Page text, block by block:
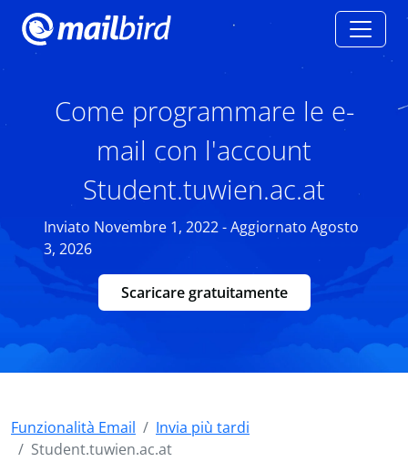
Come programmare le e-
mail con l'account
Student.tuwien.ac.at
Inviato Novembre 1, 2022 - Aggiornato Agosto
3, 2026
Scaricare gratuitamente
Funzionalità Email
Invia più tardi
Student.tuwien.ac.at